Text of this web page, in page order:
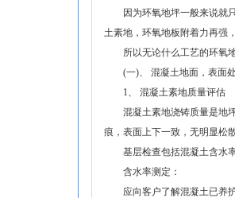
因为环氧地坪一般来说就只
土素地，环氧地板附着力再强
所以无论什么工艺的环氧地
(一)、 混凝土地面，表面处
1、 混凝土素地质量评估
混凝土素地浇铸质量是地坪
痕，表面上下一致，无明显松
基层检查包括混凝土含水率
含水率测定：
应向客户了解混凝土已养护